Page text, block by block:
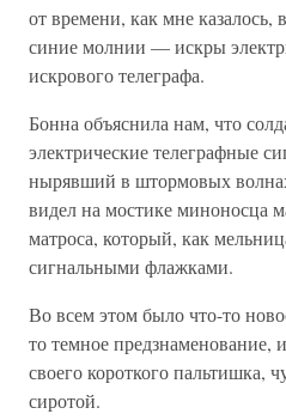
от времени, как мне казалось,
синие молнии — искры
искрового телеграфа.
Бонна объяснила нам, что
электрические телеграфные
нырявший в штормовых
видел на мостике миноносца
матроса, который, как
сигнальными флажками.
Во всем этом было что-то
то темное предзнаменование,
своего короткого пальтишка,
сиротой.